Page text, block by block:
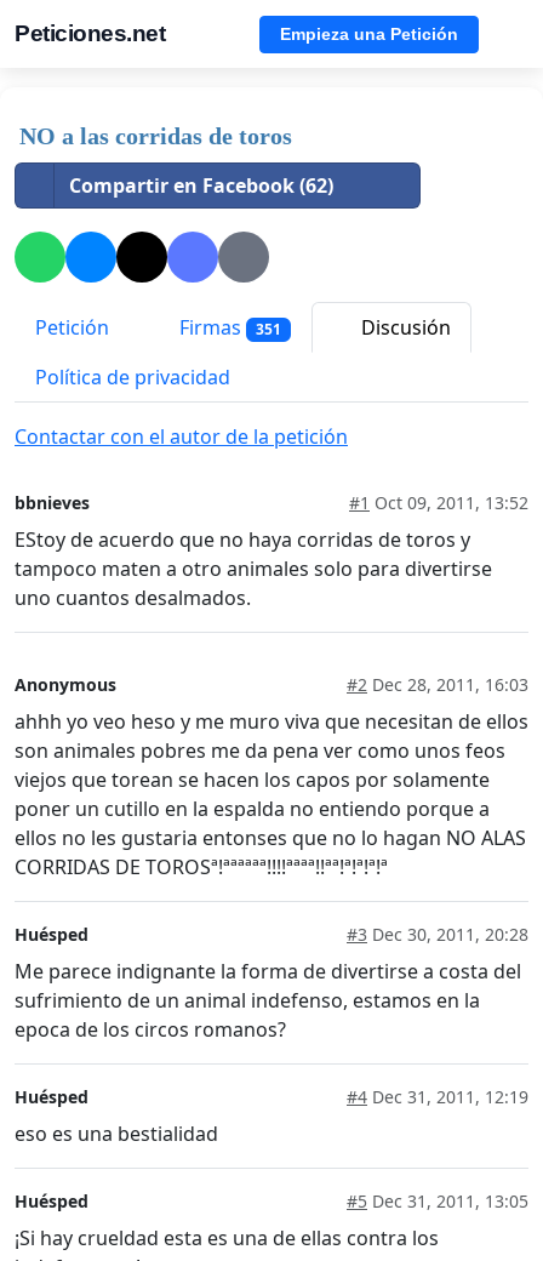
Peticiones.net Empieza una Petición
NO a las corridas de toros
Compartir en Facebook (62)
Petición Firmas 351
Discusión
Política de privacidad
Contactar con el autor de la petición
bbnieves #1 Oct 09, 2011, 13:52
EStoy de acuerdo que no haya corridas de toros y
tampoco maten a otro animales solo para divertirse
uno cuantos desalmados.
Anonymous #2 Dec 28, 2011, 16:03
ahhh yo veo heso y me muro viva que necesitan de ellos
son animales pobres me da pena ver como unos feos
viejos que torean se hacen los capos por solamente
poner un cutillo en la espalda no entiendo porque a
ellos no les gustaria entonses que no lo hagan NO ALAS
CORRIDAS DE TOROSª!ªªªªªª!!!!ªªªª!!ªª!ª!ª!ª!ª
Huésped #3 Dec 30, 2011, 20:28
Me parece indignante la forma de divertirse a costa del
sufrimiento de un animal indefenso, estamos en la
epoca de los circos romanos?
Huésped #4 Dec 31, 2011, 12:19
eso es una bestialidad
Huésped #5 Dec 31, 2011, 13:05
¡Si hay crueldad esta es una de ellas contra los